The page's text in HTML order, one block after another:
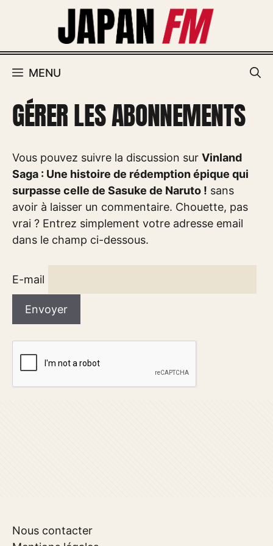
MENU
GÉRER LES ABONNEMENTS
Vous pouvez suivre la discussion sur Vinland
Saga : Une histoire de rédemption épique qui
surpasse celle de Sasuke de Naruto ! sans
avoir à laisser un commentaire. Chouette, pas
vrai ? Entrez simplement votre adresse email
dans le champ ci-dessous.
E-mail
Nous contacter